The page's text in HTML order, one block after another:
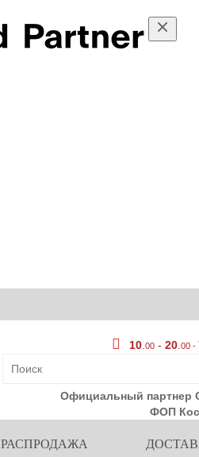
10 .00 -20 .00 -
Официальный партнер
ФОП
РАСПРОДАЖА